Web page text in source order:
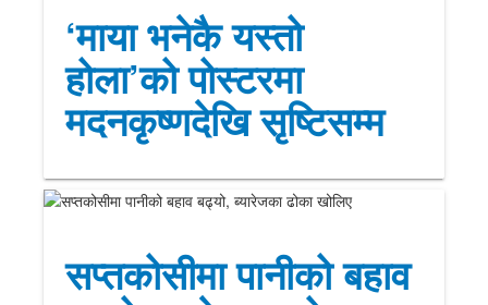
‘माया भनेकै यस्तो
होला’को पोस्टरमा
मदनकृष्णदेखि सृष्टिसम्म
सप्तकोसीमा पानीको बहाव